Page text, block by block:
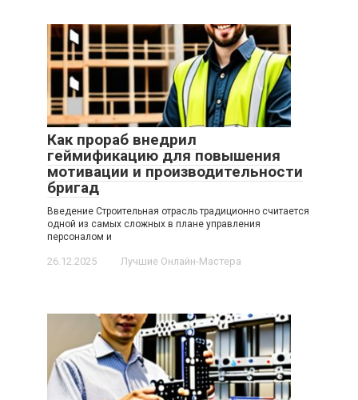
Как прораб внедрил
геймификацию для повышения
мотивации и производительности
бригад
Введение Строительная отрасль традиционно считается
одной из самых сложных в плане управления
персоналом и
26.12.2025 Лучшие Онлайн-Мастера